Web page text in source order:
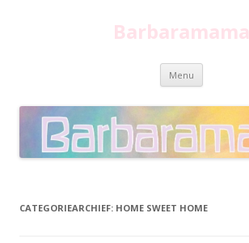
Barbaramama
Menu Spring
inhoud
CATEGORIEARCHIEF: HOME SWEET HOME